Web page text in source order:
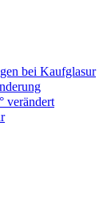
bei Kaufglasur
verändert